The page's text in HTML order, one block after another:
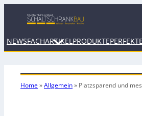
NEWSFACHARTIKEL PRODUKTE
Home»Allgemein» Platzsparend und